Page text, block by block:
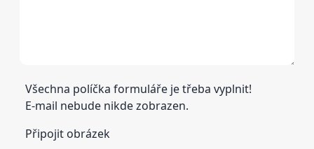
Všechna políčka formuláře je třeba vyplnit!
E-mail nebude nikde zobrazen.
Připojit obrázek